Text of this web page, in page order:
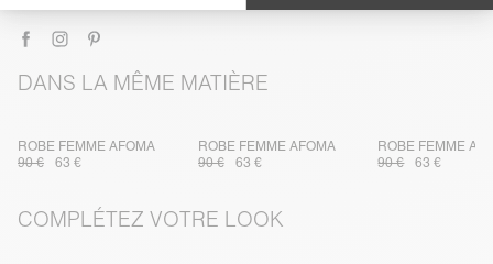
DANS LA MÊME MATIÈRE
ROBE FEMME AFOMA
90 €
63 €
ROBE FEMME AFOMA
90 €
63 €
ROBE FEMME
90 €
63 €
COMPLÉTEZ VOTRE LOOK